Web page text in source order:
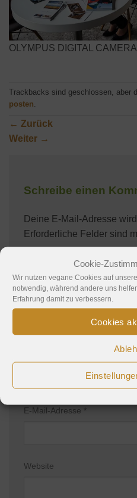
Cookie-
Wir nutzen vegane Cookies auf
notwendig, während andere uns
Erfahrung damit zu verbessern.
Cookies
OLYMPUS DIGITAL CAMERA
Trackbacks sind geschlossen, aber
posten.
← Zurück
Weiter →
Schreibe einen
Deine E-Mail-Adresse
Erforderliche Felder sind
E-Mail-Adresse *
Website